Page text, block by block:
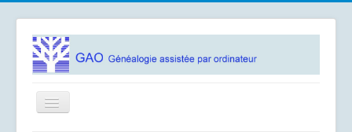
Basculer
la